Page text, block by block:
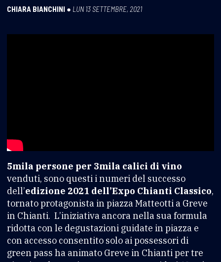
CHIARA BIANCHINI ● LUN 13 SETTEMBRE, 2021
5mila persone per 3mila calici di vino
venduti, sono questi i numeri del successo
dell’edizione 2021 dell’Expo Chianti Classico,
tornato protagonista in piazza Matteotti a Greve
in Chianti. L’iniziativa ancora nella sua formula
ridotta con le degustazioni guidate in piazza e
con accesso consentito solo ai possessori di
green pass ha animato Greve in Chianti per tre